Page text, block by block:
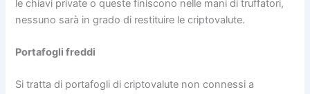
le chiavi private o queste finiscono nelle mani di truffatori,
nessuno sarà in grado di restituire le criptovalute.
Portafogli freddi
Si tratta di portafogli di criptovalute non connessi a